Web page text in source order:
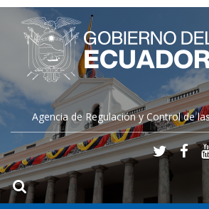
Agencia de Regulación y Control de